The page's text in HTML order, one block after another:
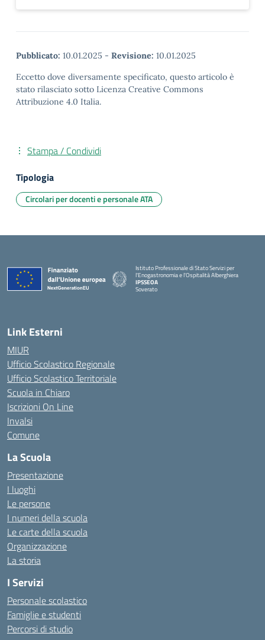
Pubblicato: 10.01.2025 - Revisione: 10.01.2025
Eccetto dove diversamente specificato, questo articolo è
stato rilasciato sotto Licenza Creative Commons
Attribuzione 4.0 Italia.
Stampa / Condividi
Tipologia
Circolari per docenti e personale ATA
Istituto Professionale di Stato Servizi per
l'Enogastronomia e l'Ospitalità Alberghiera
IPSSEOA
Soverato
Link Esterni
MIUR
Ufficio Scolastico Regionale
Ufficio Scolastico Territoriale
Scuola in Chiaro
Iscrizioni On Line
Invalsi
Comune
La Scuola
Presentazione
I luoghi
Le persone
I numeri della scuola
Le carte della scuola
Organizzazione
La storia
I Servizi
Personale scolastico
Famiglie e studenti
Percorsi di studio